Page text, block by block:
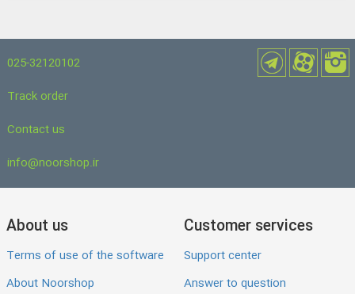
025-32120102
Track order
Contact us
info@noorshop.ir
About us
Terms of use of the software
About Noorshop
Customer services
Support center
Answer to question